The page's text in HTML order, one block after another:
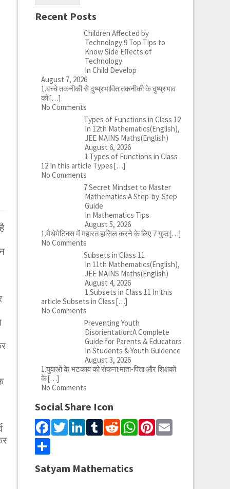
Recent Posts
Children Affected by
Technology:9 Top Tips to
Know Side Effects of
Technology
In Child Develop
August 7, 2026
1.बच्चे तकनीकी से दुष्प्रभावित:तकनीकी के दुष्प्रभाव
को[…]
No Comments
Types of Functions in Class 12
In 12th Mathematics(English),
JEE MAINS Maths(English)
August 6, 2026
1.Types of Functions in Class
12 In this article Types[…]
No Comments
7 Secret Mindset to Master
Mathematics:A Step-by-Step
Guide
In Mathematics Tips
August 5, 2026
1.मैथेमेटिक्स में महारत हासिल करने के लिए 7 गुप्त[…]
No Comments
Subsets in Class 11
In 11th Mathematics(English),
JEE MAINS Maths(English)
August 4, 2026
1.Subsets in Class 11 In this
article Subsets in Class[…]
No Comments
Preventing Youth
Disorientation:A Complete
Guide for Parents & Educators
In Students & Youth Guidence
August 3, 2026
1.युवाओं के भटकाव को रोकना:माता-पिता और शिक्षकों
के[…]
No Comments
Social Share Icon
Facebook
Twitter
LinkedIn
Tumblr
Reddit
WhatsApp
Pinterest
Email
Share
Satyam Mathematics